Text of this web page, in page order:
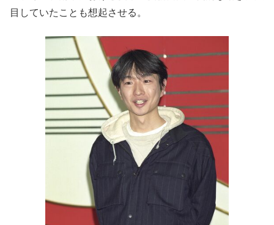
目していたことも想起させる。